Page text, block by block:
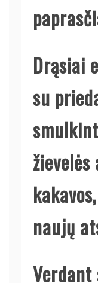
Drąsiai
su
naujų